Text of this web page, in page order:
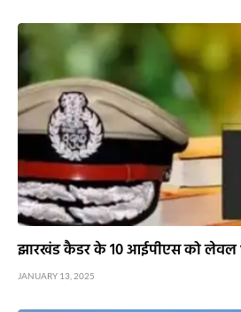
झारखंड कैडर के 10 आईपीएस को लेवल 12
JANUARY 13, 2025